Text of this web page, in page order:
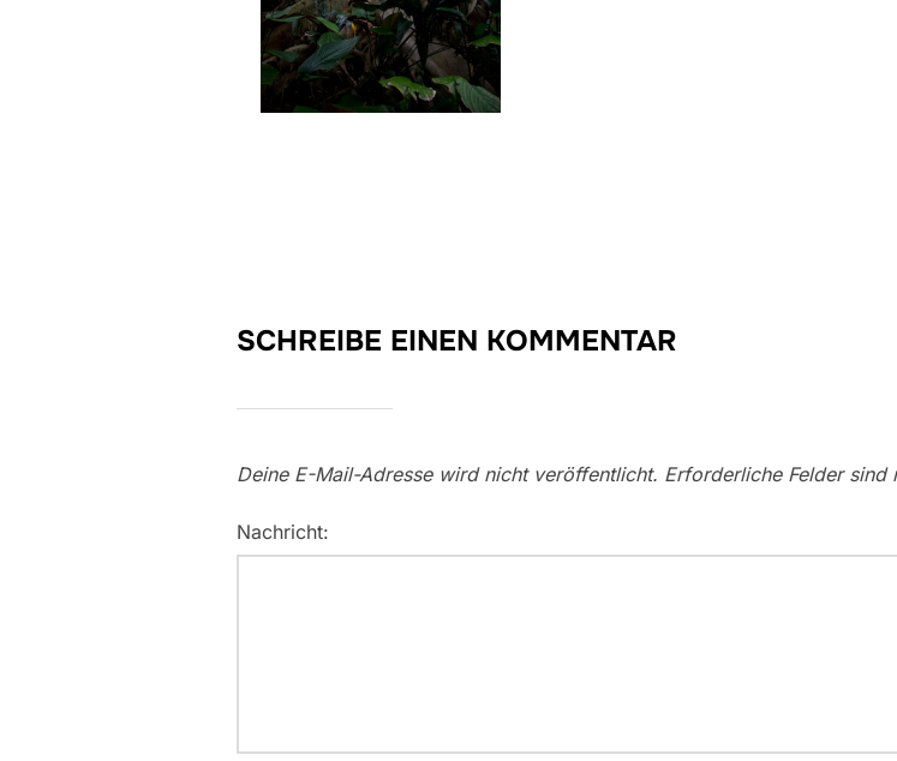
SCHREIBE EINEN KOMMENTAR
Deine E-Mail-Adresse wird nicht veröffentlicht. Erforderliche Felder sind
Nachricht: